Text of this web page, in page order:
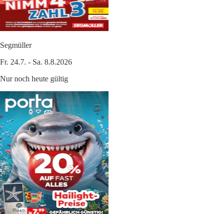
Segmüller
Fr. 24.7. - Sa. 8.8.2026
Nur noch heute gültig